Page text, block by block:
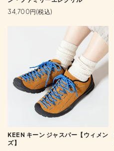
34,700円(税込)
KEEN キーン ジャスパー【ウィメン
ズ】